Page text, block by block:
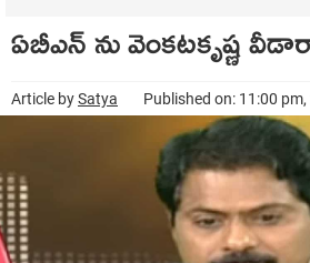
ఏబీఎన్ ను వెంకటకృష్ణ
Article bySatya Published on: 11:00